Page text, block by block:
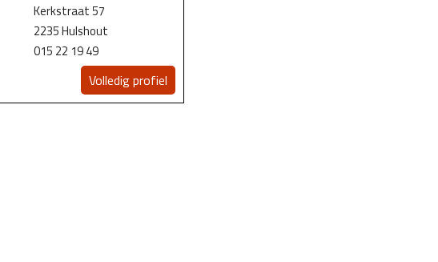
Kerkstraat 57
2235 Hulshout
015 22 19 49
Volledig profiel